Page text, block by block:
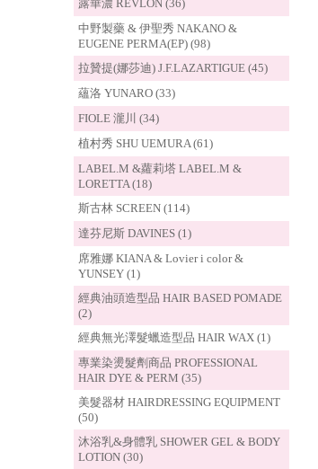
露華濃 REVLON (36)
中野製藥 & 伊聖秀 NAKANO &
EUGENE PERMA(EP) (98)
拉贊提(娜莎迪) J.F.LAZARTIGUE (45)
蘊洛 YUNARO (33)
FIOLE 瀧川 (34)
植村秀 SHU UEMURA (61)
LABEL.M &蘿莉塔 LABEL.M &
LORETTA (18)
斯古林 SCREEN (114)
達芬尼斯 DAVINES (1)
席雅娜 KIANA & Lovier i color &
YUNSEY (1)
經典油頭造型品 HAIR BASED POMADE
(2)
經典無光澤髮蠟造型品 HAIR WAX (1)
專業染燙髮劑商品 PROFESSIONAL
HAIR DYE & PERM (35)
美髮器材 HAIRDRESSING EQUIPMENT
(50)
沐浴乳&身體乳 SHOWER GEL & BODY
LOTION (30)